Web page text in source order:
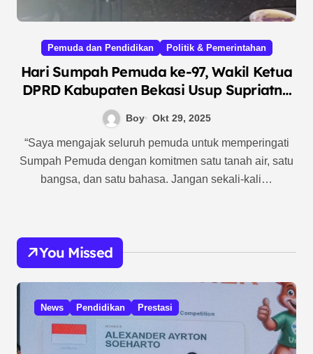
Pemuda dan Pendidikan Politik & Pemerintahan
Hari Sumpah Pemuda ke-97, Wakil Ketua
DPRD Kabupaten Bekasi Usup Supriatna
Ajak Pemuda Berdiri Tegap di Atas Kaki
Sendiri
Boy Okt 29, 2025
“Saya mengajak seluruh pemuda untuk memperingati
Sumpah Pemuda dengan komitmen satu tanah air, satu
bangsa, dan satu bahasa. Jangan sekali-kali…
You Missed
News Pendidikan Prestasi